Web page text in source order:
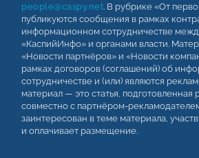
people@caspy.net. В рубрике «От
публикуются сообщения в рамках
информационном сотрудничестве
«КаспийИнфо» и органами власти.
«Новости партнёров» и «Новости
рамках договоров (соглашений) об
сотрудничестве и (или) являются
материал — это статья, подготовленная
совместно с партнёром-
заинтересован в теме материала,
и оплачивает размещение.